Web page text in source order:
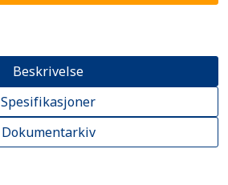
Beskrivelse
Spesifikasjoner
Dokumentarkiv